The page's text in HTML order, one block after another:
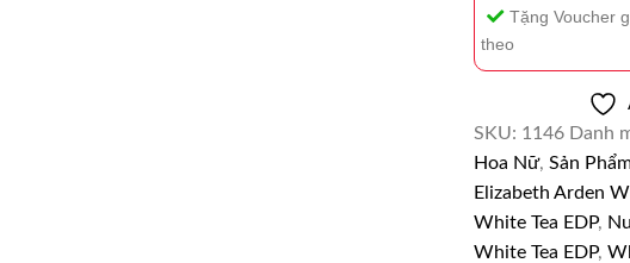
lượngTặng Voucher
theo
SKU: 1146 Danh
Hoa Nữ, Sản
Elizabeth Arden
White Tea EDP,
White Tea EDP,